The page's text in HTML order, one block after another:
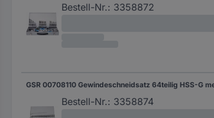
Bestell-Nr.: 3358872
Bestell-Nr.: 3358874